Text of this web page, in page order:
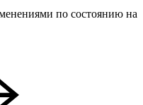
по состоянию на